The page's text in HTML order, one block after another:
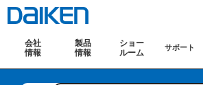
会社
情報
製品
情報
ショー
ルーム
サポート